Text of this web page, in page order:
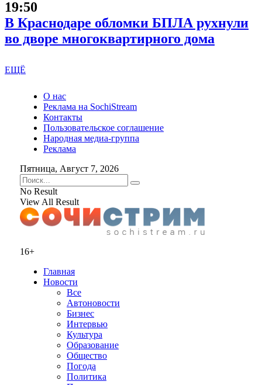
19:50
В Краснодаре обломки БПЛА рухнули
во дворе многоквартирного дома
ЕЩЁ
О нас
Реклама на SochiStream
Контакты
Пользовательское соглашение
Народная медиа-группа
Реклама
Пятница, Август 7, 2026
No Result
View All Result
16+
Главная
Новости
Все
Автоновости
Бизнес
Интервью
Культура
Образование
Общество
Погода
Политика